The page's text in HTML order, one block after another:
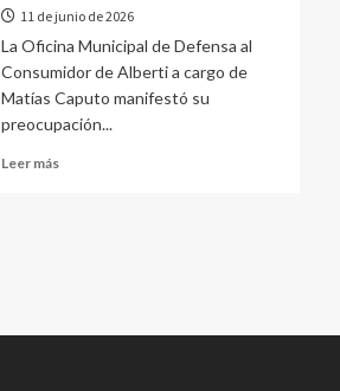
11 de junio de 2026
La Oficina Municipal de Defensa al
Consumidor de Alberti a cargo de
Matías Caputo manifestó su
preocupación...
Leer más